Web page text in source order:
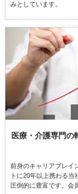
みとしています。
医療・介護専門の
前身のキャリアブレイ
トに20年以上携わる
圧倒的に豊富です。会